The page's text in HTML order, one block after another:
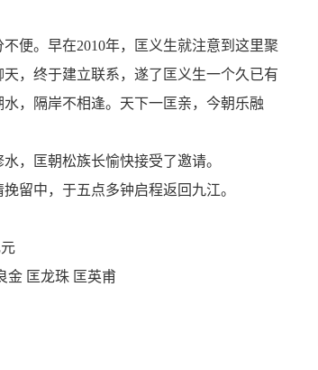
便。早在2010年，匡义生就注意到这里聚
，终于建立联系，遂了匡义生一个久已有
，隔岸不相逢。天下一匡亲，今朝乐融
匡朝松族长愉快接受了邀请。
中，于五点多钟启程返回九江。
匡龙珠 匡英甫